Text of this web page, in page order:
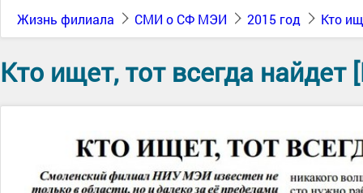
Жизнь филиала СМИ о СФ МЭИ 2015 год Кто
Кто ищет, тот всегда